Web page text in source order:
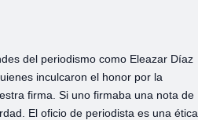
del periodismo como Eleazar Díaz
inculcaron el honor por la
firma. Si uno firmaba una nota de
El oficio de periodista es una ética